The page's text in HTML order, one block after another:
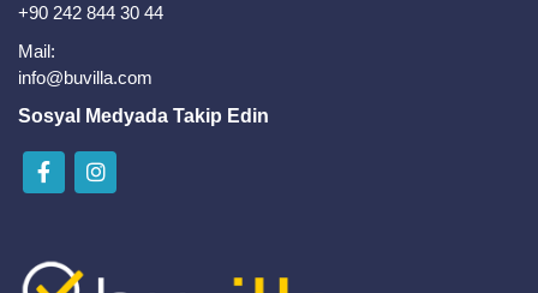
+90 242 844 30 44
Mail:
info@buvilla.com
Sosyal Medyada Takip Edin